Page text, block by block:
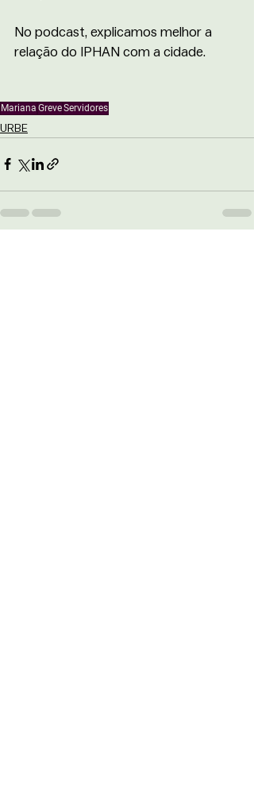
No podcast, explicamos melhor a
relação do IPHAN com a cidade.
Mariana GreveServidores
URBE